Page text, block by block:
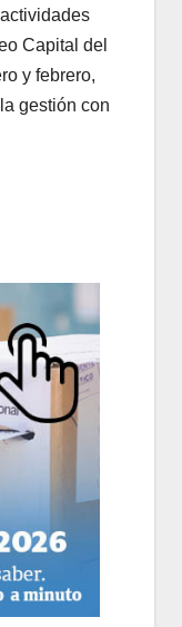
Capital del
y febrero,
gestión con